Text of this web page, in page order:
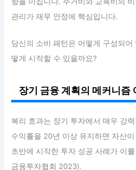
관리가 재무 안정에 핵심입니다.
당신의 소비 패턴은 어떻게 구성되어
떻게 시작할 수 있을까요?
장기 금융 계획의 메커니즘
복리 효과는 장기 투자에서 매우 강
수익률을 20년 이상 유지하면 자산
초반에 시작한 투자 성공 사례가 이
금융투자협회 2023).